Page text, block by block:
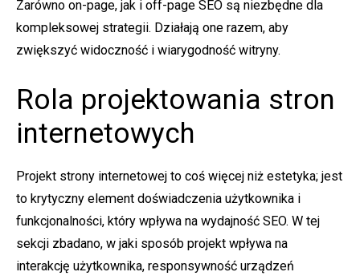
Zarówno on-page, jak i off-page SEO są niezbędne dla
kompleksowej strategii. Działają one razem, aby
zwiększyć widoczność i wiarygodność witryny.
Rola projektowania stron
internetowych
Projekt strony internetowej to coś więcej niż estetyka; jest
to krytyczny element doświadczenia użytkownika i
funkcjonalności, który wpływa na wydajność SEO. W tej
sekcji zbadano, w jaki sposób projekt wpływa na
interakcję użytkownika, responsywność urządzeń